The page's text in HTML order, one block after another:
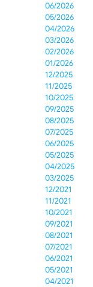
06/2026
05/2026
04/2026
03/2026
02/2026
01/2026
12/2025
11/2025
10/2025
09/2025
08/2025
07/2025
06/2025
05/2025
04/2025
03/2025
12/2021
11/2021
10/2021
09/2021
08/2021
07/2021
06/2021
05/2021
04/2021